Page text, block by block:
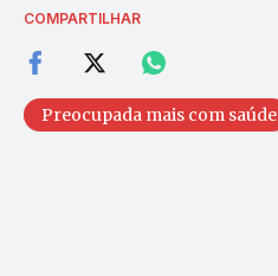
COMPARTILHAR
Preocupada mais com saúde